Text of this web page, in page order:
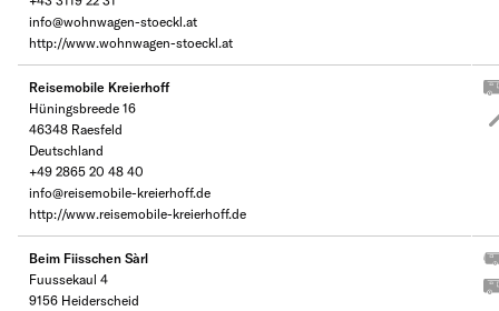
info@wohnwagen-stoeckl.at
http://www.wohnwagen-stoeckl.at
Reisemobile Kreierhoff
Hüningsbreede 16
46348 Raesfeld
Deutschland
+49 2865 20 48 40
info@reisemobile-kreierhoff.de
http://www.reisemobile-kreierhoff.de
Beim Fiisschen Sàrl
Fuussekaul 4
9156 Heiderscheid